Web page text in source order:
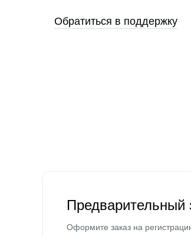
Обратиться в поддержку
Предварительный
Оформите заказ на